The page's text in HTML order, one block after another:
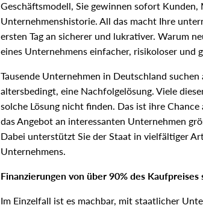
Geschäftsmodell, Sie gewinnen sofort
Unternehmenshistorie. All das macht Ihre
ersten Tag an sicherer und lukrativer. Warum
eines Unternehmens einfacher, risikoloser und
Tausende Unternehmen in Deutschland
altersbedingt, eine Nachfolgelösung. Viele
solche Lösung nicht finden. Das ist ihre
das Angebot an interessanten Unternehmen
Dabei unterstützt Sie der Staat in vielfältiger
Unternehmens.
Finanzierungen von über 90% des Kaufpreises
Im Einzelfall ist es machbar, mit staatlicher